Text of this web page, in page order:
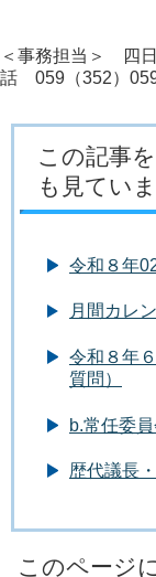
＜事務担当＞ 四
話 059（352）
この記事
も見てい
令和８年
月間カレ
令和８年
質問）
b.常任委
歴代議長
このページ